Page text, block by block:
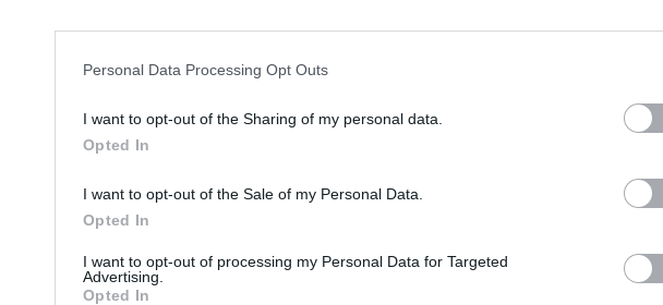
Personal Data Processing Opt Outs
I want to opt-out of the Sharing of my personal data.
Opted In
I want to opt-out of the Sale of my Personal Data.
Opted In
I want to opt-out of processing my Personal Data for Targeted
Advertising.
Opted In